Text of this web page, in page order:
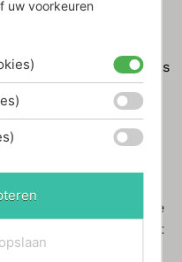
opnieuw ontwerpen
met als doel
vinden in het dagelijks
een creatief en
doet. Niet alleen
mooi jasje gegoten, ze
assortiment
van meubels,
uw voorkeuren